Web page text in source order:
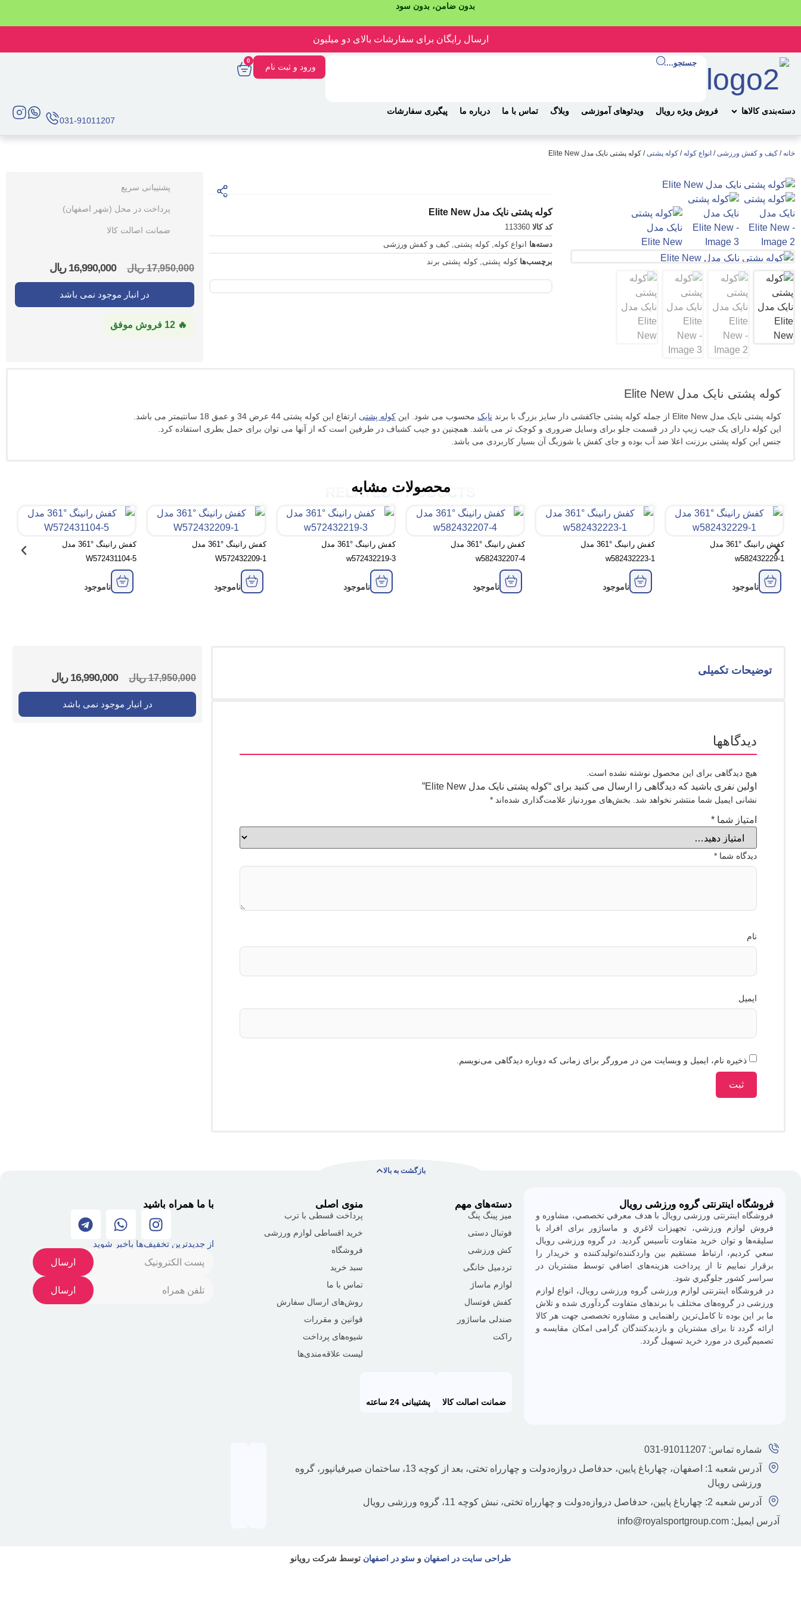
بدون ضامن، بدون سود
ارسال رایگان برای سفارشات بالای دو میلیون
جستجو... ورود و ثبت نام
0
دسته‌بندی کالاها فروش ویژه رویال ویدئوهای آموزشی وبلاگ تماس با ما درباره ما
پیگیری سفارشات
031-91011207
خانه / کیف و کفش ورزشی/ انواع کوله / کوله پشتی/ کوله پشتی نایک مدل Elite New
کوله پشتی نایک مدل Elite New
کد کالا113360
دسته‌ها
انواع کوله,کوله پشتی,کیف و کفش ورزشی
برچسب‌ها کوله پشتی,کوله پشتی برند
پشتیبانی سریع
پرداخت در محل (شهر اصفهان)
ضمانت اصالت کالا
17,950,000 ریال 16,990,000 ریال
در انبار موجود نمی باشد
🔥 12 فروش موفق
کوله پشتی نایک مدل Elite New
کوله پشتی نایک مدل Elite New از جمله کوله پشتی جاکفشی دار سایز بزرگ با برند نایک محسوب می شود. این کوله پشتی ارتفاع این کوله پشتی 44 عرض 34 و عمق 18 سانتیمتر می باشد.
این کوله دارای یک جیب زیپ دار در قسمت جلو برای وسایل ضروری و کوچک تر می باشد. همچنین دو جیب کشباف در طرفین است که از آنها می توان برای حمل بطری استفاده کرد.
جنس این کوله پشتی برزنت اعلا ضد آب بوده و جای کفش یا شوزبگ آن بسیار کاربردی می باشد.
RELATED PRODUCTS
محصولات مشابه
کفش رانینگ °361 مدل
w582432229-1
ناموجود
کفش رانینگ °361 مدل
w582432223-1
ناموجود
کفش رانینگ °361 مدل
w582432207-4
ناموجود
کفش رانینگ °361 مدل
w572432219-3
ناموجود
کفش رانینگ °361 مدل
W572432209-1
ناموجود
کفش رانینگ °361 مدل
W572431104-5
ناموجود
توضیحات تکمیلی
دیدگاهها
هیچ دیدگاهی برای این محصول نوشته نشده است.
اولین نفری باشید که دیدگاهی را ارسال می کنید برای “کوله پشتی نایک مدل Elite New”
نشانی ایمیل شما منتشر نخواهد شد. بخش‌های موردنیاز علامت‌گذاری شده‌اند *
امتیاز شما *
دیدگاه شما *
نام
ایمیل
ذخیره نام، ایمیل و وبسایت من در مرورگر برای زمانی که دوباره دیدگاهی می‌نویسم.
17,950,000 ریال 16,990,000 ریال
در انبار موجود نمی باشد
بازگشت به بالا
فروشگاه اینترنتی گروه ورزشی رویال
فروشگاه اينترنتی ورزشی رویال با هدف معرفي تخصصي، مشاوره و
فروش لوازم ورزشي، تجهيزات لاغري و ماساژور برای افراد با
سليقه‌ها و توان خريد متفاوت تأسيس گرديد. در گروه ورزشی رویال
سعي كرديم، ارتباط مستقيم بين واردكننده/توليدكننده و خريدار را
برقرار نماييم تا از پرداخت هزينه‌های اضافي توسط مشتريان در
سراسر كشور جلوگيري شود.
در فروشگاه اینترنتی لوازم ورزشی گروه ورزشی رویال، انواع لوازم
ورزشی در گروه‌های مختلف با برندهای متفاوت گردآوری شده و تلاش
ما بر اين بوده تا كامل‌ترين راهنمایی و مشاوره تخصصی جهت هر كالا
ارائه گردد تا برای مشتريان و بازديدكنندگان گرامی امكان مقايسه و
تصميم‌گيری در مورد خريد تسهیل گردد.
دسته‌های مهم
میز پینگ پنگ
فوتبال دستی
کش ورزشی
تردمیل خانگی
لوازم ماساژ
کفش فوتسال
صندلی ماساژور
راکت
منوی اصلی
پرداخت قسطی با ترب
خرید اقساطی لوازم ورزشی
فروشگاه
سبد خرید
تماس با ما
روش‌های ارسال سفارش
قوانین و مقررات
شیوه‌های پرداخت
لیست علاقه‌مندی‌ها
با ما همراه باشید
از جدیدترین تخفیف‌ها باخبر شوید
ارسال
ارسال
ضمانت اصالت کالا پشتیبانی 24 ساعته
شماره تماس: 91011207-031
آدرس شعبه 1: اصفهان، چهارباغ پایین، حدفاصل دروازه‌دولت و چهارراه تختی، بعد از کوچه 13، ساختمان صیرفیانپور، گروه
ورزشی رویال
آدرس شعبه 2: چهارباغ پایین، حدفاصل دروازه‌دولت و چهارراه تختی، نبش کوچه 11، گروه ورزشی رویال
آدرس ایمیل: info@royalsportgroup.com
طراحی سایت در اصفهان و سئو در اصفهان توسط شرکت رویانو